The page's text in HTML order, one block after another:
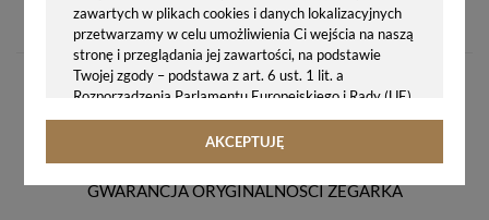
zawartych w plikach cookies i danych lokalizacyjnych
przetwarzamy w celu umożliwienia Ci wejścia na naszą
stronę i przeglądania jej zawartości, na podstawie
Twojej zgody – podstawa z art. 6 ust. 1 lit. a
Rozporządzenia Parlamentu Europejskiego i Rady (UE)
2016/679 z 27.04.2016 r. w sprawie ochrony osób
fizycznych w związku z przetwarzaniem danych
rozporządzenie o ochronie danych, tj. RODO).
AKCEPTUJĘ
107,00 zł
GWARANCJA ORYGINALNOŚCI ZEGARKA